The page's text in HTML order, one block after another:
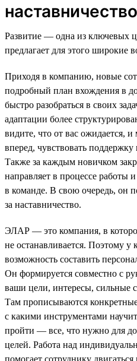
Развитие — одна из ключевых
предлагает для этого широкие
Приходя в компанию, новые
подробный план вхождения в
быстро разобраться в своих
адаптации более
видите, что от вас ожидается,
вперед, чувствовать поддержку
Также за каждым новичком
направляет в процессе работы
в команде. В свою очередь, он
за наставничество.
ЭЛАР — это компания, в
не останавливается. Поэтому у
возможность составить
Он формируется совместно с
ваши цели, интересы, сильные
Там прописываются
с какими инструментами
пройти — все, что нужно для
целей. Работа над
помогает сотруднику